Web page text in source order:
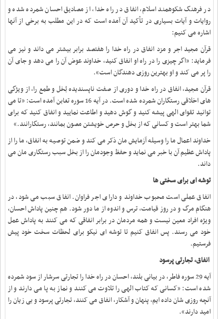
در فرهنگ شکوهمند اسلام، انفاق در راه خدا، از مصادیق احسان شمرده شده و
روایات و آیات بسیاری در تأکید آن آمده است که در این مطلب به برخی از آنها
اشاره می کنیم:
قرآن مجید اجر و مزد انفاق در راه خدا را هفتصد برابر بیشتر می داند و نیز می
فرماید: «اگر چیزی را در راه او انفاق کنید، خداوند عوض آن را می دهد و جای آن
را پر می کند و او بهترین روزی دهندگان است».
قرآن مجید، انفاق در راه خدا و دوری از صفت ناپسندیده بُخل و طمع را، از ویژگی
های اخلاقی رستگاران شمرده شده است. در آیه 16 سوره تغابن آمده است: «تا می
توانید تقوای الهی پیشه کنید و گوش دهید و اطاعت نمایید و انفاق کنید که برای
شما بهتر است و کسانی که از بخل و حرص خویشتن مصون بمانند، رستگارانند.
»
خداوند اعمال ما را وسیله آزمایش مان ذکر می کند و ضمن توصیه به انفاق، ما را از
پاداش عظیم آن با خبر می نماید و حفظ وجودمان را از بخل سبب رستگاری مان می
داند.
توشه ای برای سختی ها
انفاق عملی است محبوب خداوند و دارای اجر فراوان. انفاق سبب می شود، در
هنگام مرگ و در روز قیامت، ترس و اندوه از ما دور شود. هم چنین پاداش احسان،
ویژه افراد معین نیست و همه مردمان در برابر انفاقی که می کنند به پاداش عمل
خود می رسند. پس انفاق کنیم تا توشه ای نیکو برای لحظات سخت خود پیش
فرستیم.
انفاق، تجارتی پرسود
آیه 29 سوره فاطر، در بیانی بلند، احسان در راه خدا را تجارتی سرشار از سود شمرده
شده است: «کسانی که کتاب الهی را تلاوت می کنند و نماز به پا می دارند و از
آنچه روزی شان داده ایم، پنهان و آشکار، انفاق می کنند، تجارتی پرسود و بی زیان را
امید دارند».